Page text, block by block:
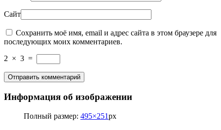
Сайт
Сохранить моё имя, email и адрес сайта в этом браузере для
последующих моих комментариев.
2 × 3 =
Информация об изображении
Полный размер: 495×251px